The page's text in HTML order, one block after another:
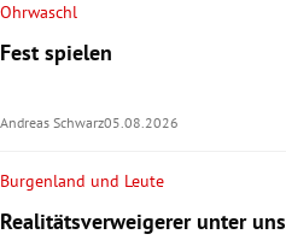
Ohrwaschl
Fest spielen
Andreas Schwarz05.08.2026
Burgenland und Leute
Realitätsverweigerer unter uns